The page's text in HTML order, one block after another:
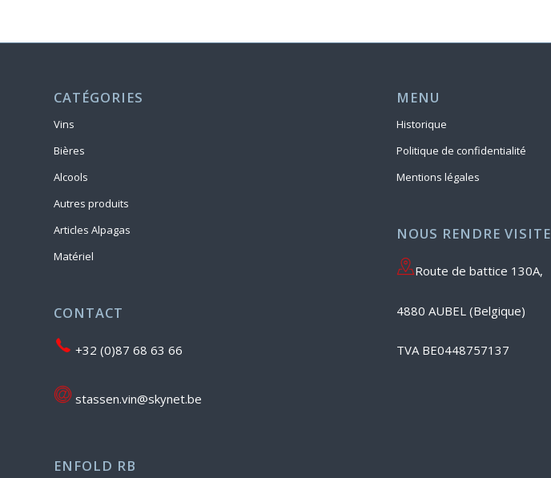
CATÉGORIES
Vins
Bières
Alcools
Autres produits
Articles Alpagas
Matériel
CONTACT
+32 (0)87 68 63 66
stassen.vin@skynet.be
ENFOLD RB
MENU
Historique
Politique de confidentialité
Mentions légales
NOUS RENDRE VISITE
Route de battice 130A,
4880 AUBEL (Belgique)
TVA BE0448757137